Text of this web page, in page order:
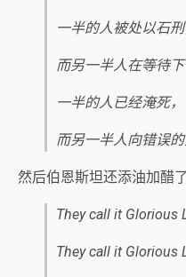
一半的人被处以石刑
而另一半人在等待下
一半的人已经淹死，
而另一半人向错误的
然后伯恩斯坦还添油加醋了
They call it Glorious
They call it Glorious